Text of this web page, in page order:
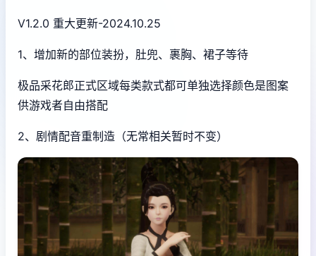
V1.2.0 重大更新-2024.10.25
1、增加新的部位装扮，肚兜、裹胸、裙子等待
极品采花郎正式区域每类款式都可单独选择颜色是图案
供游戏者自由搭配
2、剧情配音重制造（无常相关暂时不变）